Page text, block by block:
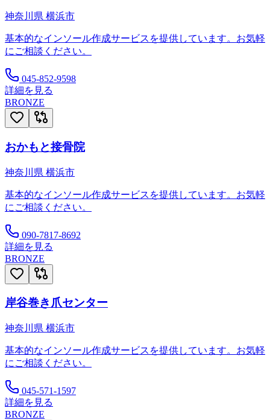
神奈川県 横浜市
基本的なインソール作成サービスを提供しています。お気軽
にご相談ください。
045-852-9598
詳細を見る
BRONZE
おかもと接骨院
神奈川県 横浜市
基本的なインソール作成サービスを提供しています。お気軽
にご相談ください。
090-7817-8692
詳細を見る
BRONZE
岸谷巻き爪センター
神奈川県 横浜市
基本的なインソール作成サービスを提供しています。お気軽
にご相談ください。
045-571-1597
詳細を見る
BRONZE